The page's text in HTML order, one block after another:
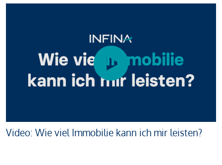
Video: Wie viel Immobilie kann ich mir leisten?